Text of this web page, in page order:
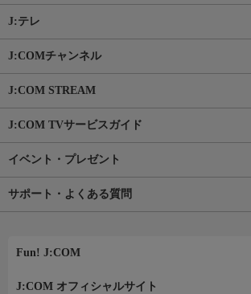
J:テレ
J:COMチャンネル
J:COM STREAM
J:COM TVサービスガイド
イベント・プレゼント
サポート・よくある質問
Fun! J:COM
J:COM オフィシャルサイト